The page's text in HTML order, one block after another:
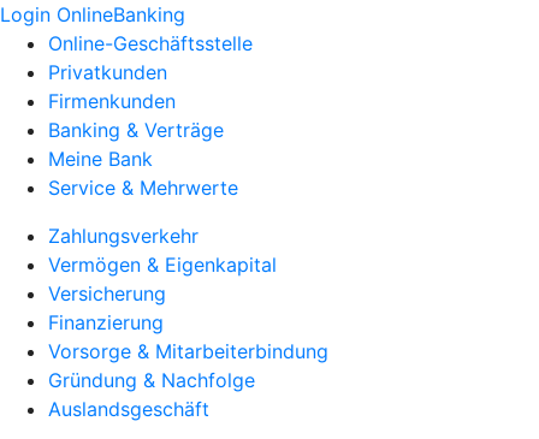
Login OnlineBanking
Online-Geschäftsstelle
Privatkunden
Firmenkunden
Banking & Verträge
Meine Bank
Service & Mehrwerte
Zahlungsverkehr
Vermögen & Eigenkapital
Versicherung
Finanzierung
Vorsorge & Mitarbeiterbindung
Gründung & Nachfolge
Auslandsgeschäft